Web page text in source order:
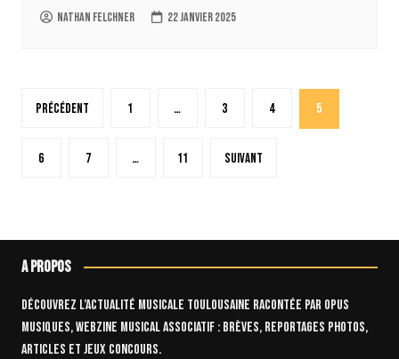
Nathan Felchner 22 janvier 2025
Pagination
publications
Précédent 1 … 3 4 5
6 7 … 11 Suivant
A propos
Découvrez l’actualité musicale toulousaine racontée par OPUS
Musiques, webzine musical associatif : brèves, reportages photos,
articles et jeux concours.